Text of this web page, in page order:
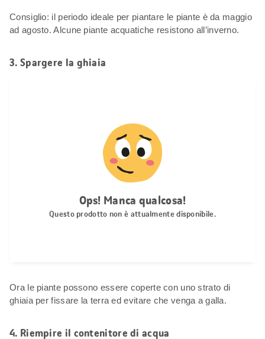
Consiglio: il periodo ideale per piantare le piante è da maggio
ad agosto. Alcune piante acquatiche resistono all’inverno.
3. Spargere la ghiaia
Ora le piante possono essere coperte con uno strato di
ghiaia per fissare la terra ed evitare che venga a galla.
4. Riempire il contenitore di acqua